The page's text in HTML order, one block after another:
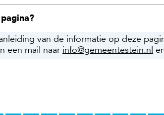
van de informatie op deze
een mail naar info@gemeentestein.nl